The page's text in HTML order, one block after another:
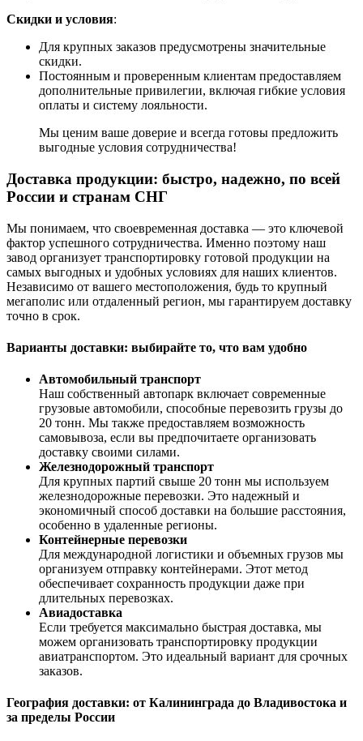
Скидки и условия:
Для крупных заказов предусмотрены значительные
скидки.
Постоянным и проверенным клиентам предоставляем
дополнительные привилегии, включая гибкие условия
оплаты и систему лояльности.
Мы ценим ваше доверие и всегда готовы предложить
выгодные условия сотрудничества!
Доставка продукции: быстро, надежно, по всей
России и странам СНГ
Мы понимаем, что своевременная доставка — это ключевой
фактор успешного сотрудничества. Именно поэтому наш
завод организует транспортировку готовой продукции на
самых выгодных и удобных условиях для наших клиентов.
Независимо от вашего местоположения, будь то крупный
мегаполис или отдаленный регион, мы гарантируем доставку
точно в срок.
Варианты доставки: выбирайте то, что вам удобно
Автомобильный транспорт
Наш собственный автопарк включает современные
грузовые автомобили, способные перевозить грузы до
20 тонн. Мы также предоставляем возможность
самовывоза, если вы предпочитаете организовать
доставку своими силами.
Железнодорожный транспорт
Для крупных партий свыше 20 тонн мы используем
железнодорожные перевозки. Это надежный и
экономичный способ доставки на большие расстояния,
особенно в удаленные регионы.
Контейнерные перевозки
Для международной логистики и объемных грузов мы
организуем отправку контейнерами. Этот метод
обеспечивает сохранность продукции даже при
длительных перевозках.
Авиадоставка
Если требуется максимально быстрая доставка, мы
можем организовать транспортировку продукции
авиатранспортом. Это идеальный вариант для срочных
заказов.
География доставки: от Калининграда до Владивостока и
за пределы России